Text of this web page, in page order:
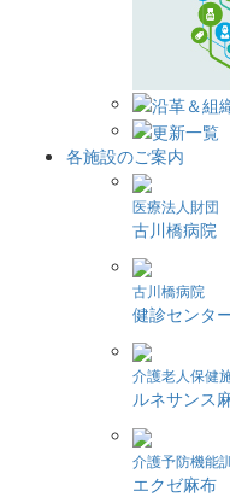
各施設のご案内
医療法人財
古川橋病院
古川橋病院
健診センタ
介護老人保健
ルネサンス
介護予防機能
エクゼ麻布